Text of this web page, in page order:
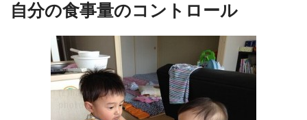
自分の食事量のコントロール